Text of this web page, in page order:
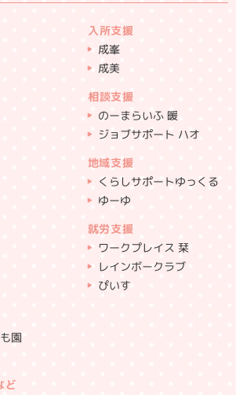
入所支援
成峯
成美
相談支援
のーまらいふ 暖
ジョブサポート ハオ
地域支援
くらしサポートゆっくる
ゆーゆ
就労支援
ワークプレイス 栞
レインボークラブ
ぴいす
園
ど